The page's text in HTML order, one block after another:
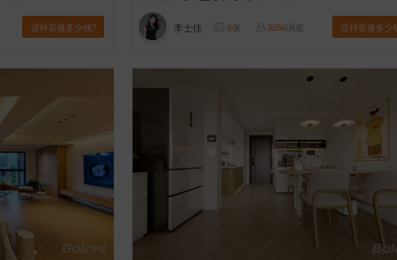
这样装修多少钱? 李士佳 6张 3266浏览 这样装修多少